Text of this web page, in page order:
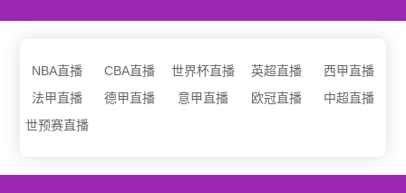
NBA直播 CBA直播 世界杯直播 英超直播
西甲直播
法甲直播
德甲直播 意甲直播 欧冠直播
中超直播
世预赛直播